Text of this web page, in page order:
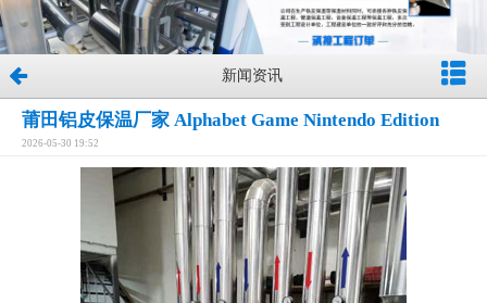
新闻资讯
莆田铝皮保温厂家 Alphabet Game Nintendo Edition
2026-05-30 19:52